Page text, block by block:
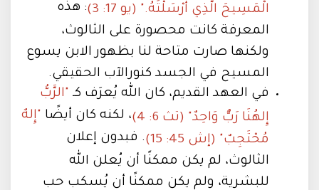
الْمَسِيحَ الَّذِي أَرْسَلْتَهُ." (يو 17: 3)
: هذه
المعرفة كانت محصورة على الثالوث،
ولكنها صارت متاحة لنا بظهور الابن يسوع
المسيح في الجسد كنورالآب الحقيقي.
في العهد القديم، كان الله يُعرَف كـ "الرَّبُّ
إِلهُنَا رَبٌّ وَاحِدٌ" (تث 6: 4) ، لكنه كان أيضًا "إِلهٌ
مُحْتَجِبٌ" (إش 45: 15) . فبدون إعلان
الثالوث، لم يكن ممكنًا أن يُعلن الله
للبشرية، ولم يكن ممكنًا أن يُسكب حب